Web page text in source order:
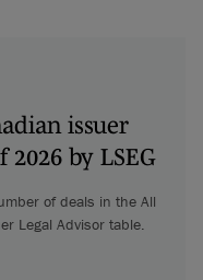
issuer
by LSEG
of deals in the All
Legal Advisor table.